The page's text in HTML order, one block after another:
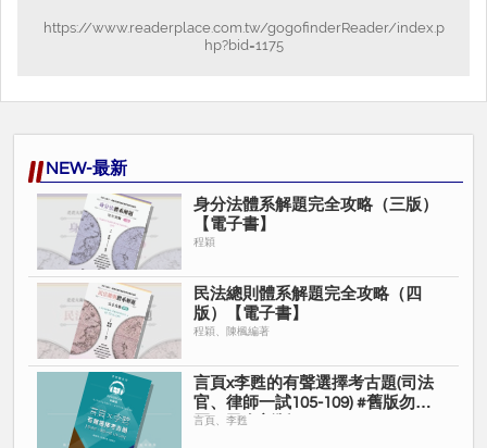
https://www.readerplace.com.tw/gogofinderReader/index.p
hp?bid=1175
NEW-最新
身分法體系解題完全攻略（三版）
【電子書】
程穎
民法總則體系解題完全攻略（四
版）【電子書】
程穎、陳楓編著
言頁x李甦的有聲選擇考古題(司法
官、律師一試105-109) #舊版勿購
買，已有新版
言頁、李甦